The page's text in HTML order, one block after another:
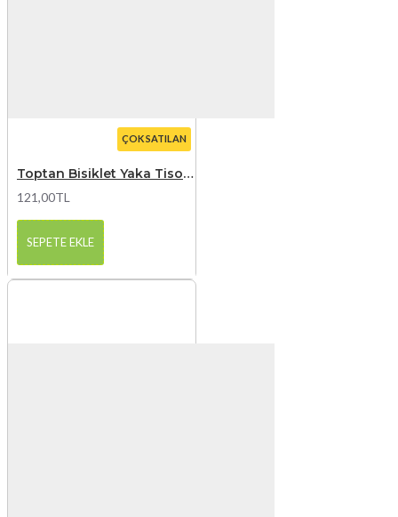
ÇOK SATILAN
Toptan Bisiklet Yaka Tisort Turuncu
121,00TL
SEPETE EKLE